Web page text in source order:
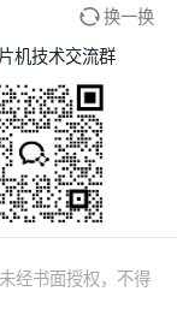
换一换
机技术交流群
经书面授权，不得